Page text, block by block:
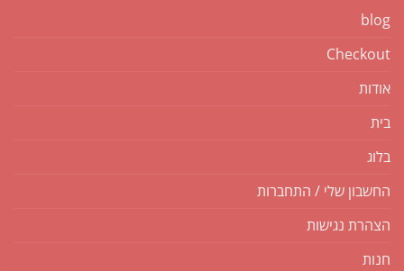
blog
Checkout
אודות
בית
בלוג
החשבון שלי / התחברות
הצהרת נגישות
חנות